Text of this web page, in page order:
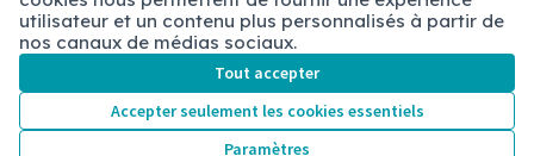
utilisateur et un contenu plus personnalisés à partir de
nos canaux de médias sociaux.
Tout accepter
Accepter seulement les cookies essentiels
Paramètres
Conditions d'utilisation
Paramètres des cookies
Chambéry sur X
(Lien externe)
Chambéry sur Facebook
Chambéry sur Instagram